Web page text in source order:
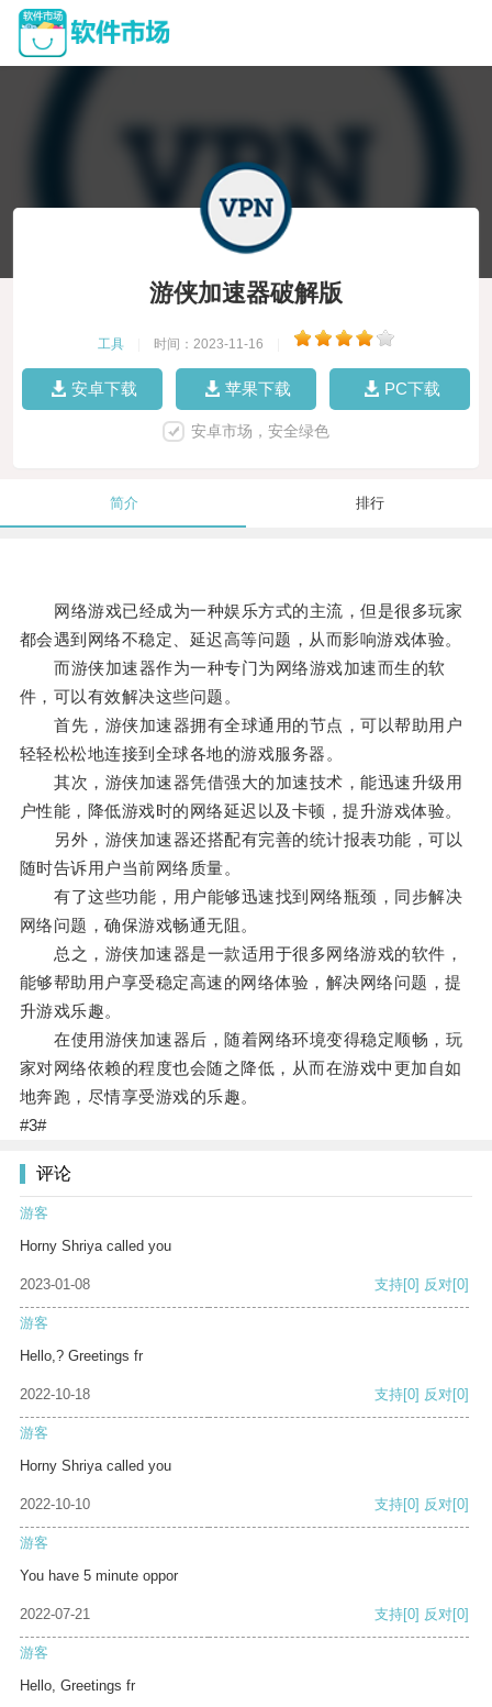
游侠加速器破解版
工具 时间：2023-11-16
安卓下载 苹果下载 PC下载
安卓市场，安全绿色
简介 排行
网络游戏已经成为一种娱乐方式的主流，但是很多玩家
都会遇到网络不稳定、延迟高等问题，从而影响游戏体验。
而游侠加速器作为一种专门为网络游戏加速而生的软
件，可以有效解决这些问题。
首先，游侠加速器拥有全球通用的节点，可以帮助用户
轻轻松松地连接到全球各地的游戏服务器。
其次，游侠加速器凭借强大的加速技术，能迅速升级用
户性能，降低游戏时的网络延迟以及卡顿，提升游戏体验。
另外，游侠加速器还搭配有完善的统计报表功能，可以
随时告诉用户当前网络质量。
有了这些功能，用户能够迅速找到网络瓶颈，同步解决
网络问题，确保游戏畅通无阻。
总之，游侠加速器是一款适用于很多网络游戏的软件，
能够帮助用户享受稳定高速的网络体验，解决网络问题，提
升游戏乐趣。
在使用游侠加速器后，随着网络环境变得稳定顺畅，玩
家对网络依赖的程度也会随之降低，从而在游戏中更加自如
地奔跑，尽情享受游戏的乐趣。
#3#
评论
游客
Horny Shriya called you
2023-01-08 支持[0] 反对[0]
游客
Hello,? Greetings fr
2022-10-18 支持[0] 反对[0]
游客
Horny Shriya called you
2022-10-10 支持[0] 反对[0]
游客
You have 5 minute oppor
2022-07-21 支持[0] 反对[0]
游客
Hello, Greetings fr